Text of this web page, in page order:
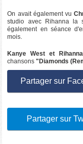
On avait également vu
studio avec Rihanna la
également en séance
mois.
Kanye West et Rihanna
chansons "Diamonds
Partager sur
Partager sur